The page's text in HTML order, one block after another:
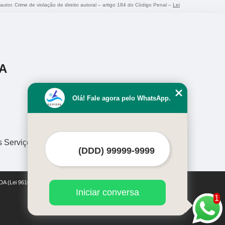
Crime de violação de direito autoral – artigo 184 do Código Penal – Lei
Serviços
(Lei 9610 de 19/02/1998)
1
Olá! Fale agora pelo WhatsApp.
Iniciar conversa